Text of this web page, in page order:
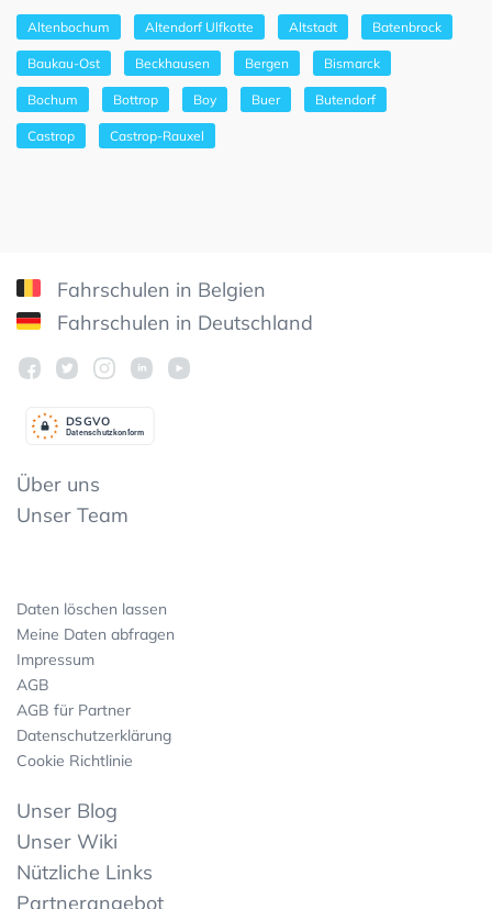
Altenbochum Altendorf Ulfkotte Altstadt Batenbrock
Baukau-Ost Beckhausen Bergen Bismarck
Bochum Bottrop Boy Buer Butendorf
Castrop Castrop-Rauxel
Fahrschulen in Belgien
Fahrschulen in Deutschland
Datenschutzkonform
DSGVO
Über uns
Unser Team
Daten löschen lassen
Meine Daten abfragen
Impressum
AGB
AGB für Partner
Datenschutzerklärung
Cookie Richtlinie
Unser Blog
Unser Wiki
Nützliche Links
Partnerangebot